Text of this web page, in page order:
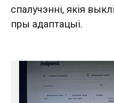
спалучэнні, якія
пры адаптацыі.